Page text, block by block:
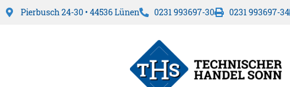
Pierbusch 24-30 • 44536 Lünen 0231 993697-30 0231 993697-34